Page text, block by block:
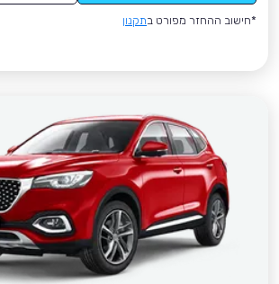
*חישוב ההחזר מפורט בתקנון